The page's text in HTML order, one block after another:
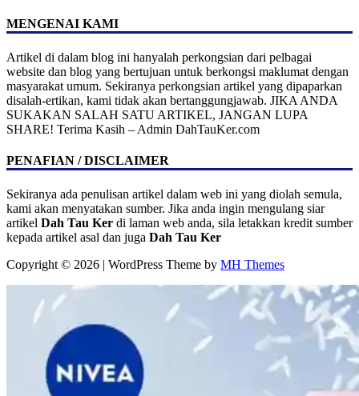
MENGENAI KAMI
Artikel di dalam blog ini hanyalah perkongsian dari pelbagai
website dan blog yang bertujuan untuk berkongsi maklumat dengan
masyarakat umum. Sekiranya perkongsian artikel yang dipaparkan
disalah-ertikan, kami tidak akan bertanggungjawab. JIKA ANDA
SUKAKAN SALAH SATU ARTIKEL, JANGAN LUPA
SHARE! Terima Kasih – Admin DahTauKer.com
PENAFIAN / DISCLAIMER
Sekiranya ada penulisan artikel dalam web ini yang diolah semula,
kami akan menyatakan sumber. Jika anda ingin mengulang siar
artikel Dah Tau Ker di laman web anda, sila letakkan kredit sumber
kepada artikel asal dan juga Dah Tau Ker
Copyright © 2026 | WordPress Theme by MH Themes